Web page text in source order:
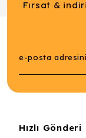
Fırsat &
Hızlı Gönderi